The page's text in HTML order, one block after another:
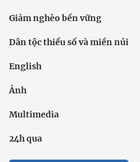
Giảm nghèo bền vững
Dân tộc thiểu số và miền núi
English
Ảnh
Multimedia
24h qua